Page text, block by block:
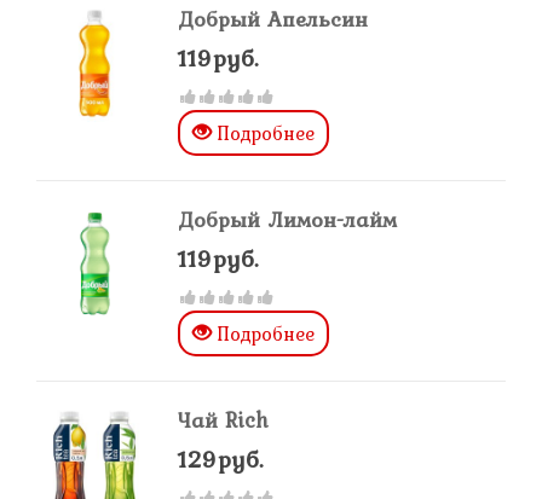
Добрый Апельсин
119руб.
Подробнее
Добрый Лимон-лайм
119руб.
Подробнее
Чай Rich
129руб.